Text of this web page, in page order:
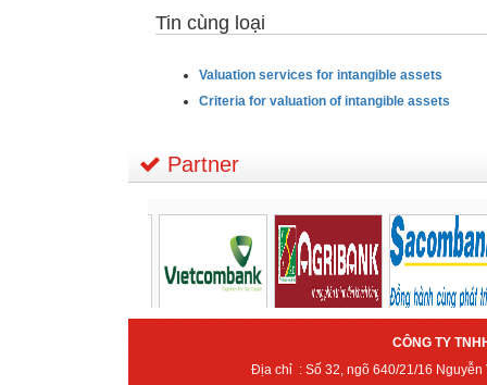
Tin cùng loại
Valuation services for intangible assets
Criteria for valuation of intangible assets
Partner
CÔNG TY
Địa chỉ : Số 32, ngõ 640/21/16